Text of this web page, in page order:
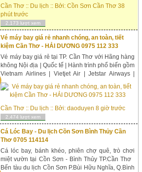
Thủy, TP.Cần Thơ HotLine: 0705 114114 Email:
kinhdoanh@dulichconsoncantho.com Webs...
Cần Thơ :: Du lịch :: Bởi:Cồn Sơn Cần Thơ 38
phút trước
2,173 lượt xem
Vé máy bay giá rẻ nhanh chóng, an toàn, tiết
kiệm Cần Thơ - HẢI DƯƠNG 0975 112 333
Vé máy bay giá rẻ tại TP. Cần Thơ với Hãng hàng
không Nội địa | Quốc tế | Hành trình phổ biến gồm
Vietnam Airlines | Vietjet Air | Jetstar Airways |
American Airlines | Eva Airways | Cathay Pacific
Airways | Korean Air | China Airlines | Japan
Airlines | Singapore ...
Cần Thơ :: Du lịch :: Bởi:daoduyen 8 giờ trước
2,474 lượt xem
Cá Lóc Bay - Du lịch Cồn Sơn Bình Thủy Cần
Thơ 0705 114114
Cá lóc bay, bánh khéo, phiên chợ quê, trò chơi
miệt vườn tại Cồn Sơn - Bình Thủy TP.Cần Thơ
Bến tàu du lịch Cồn Sơn P.Bùi Hữu Nghĩa, Q.Bình